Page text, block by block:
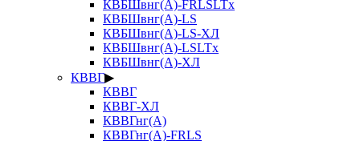
КВБШвнг(А)-FRLSLTx
КВБШвнг(А)-LS
КВБШвнг(А)-LS-ХЛ
КВБШвнг(А)-LSLTx
КВБШвнг(А)-ХЛ
КВВГ▶
КВВГ
КВВГ-ХЛ
КВВГнг(А)
КВВГнг(А)-FRLS